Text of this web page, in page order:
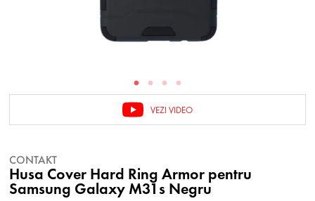
VEZI VIDEO
CONTAKT
Husa Cover Hard Ring Armor pentru
Samsung Galaxy M31s Negru